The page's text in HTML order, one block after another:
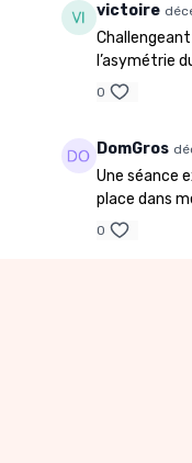
victoire
l’asymétrie
0
DomGros
Une séance
place dans
0